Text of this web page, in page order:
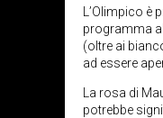
L’Olimpico è
programma
(oltre ai
ad essere
La rosa di
potrebbe